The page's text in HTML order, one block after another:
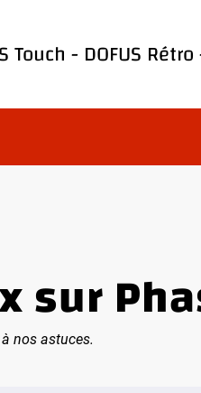
Touch-DOFUS Rétro
sur
nos astuces.